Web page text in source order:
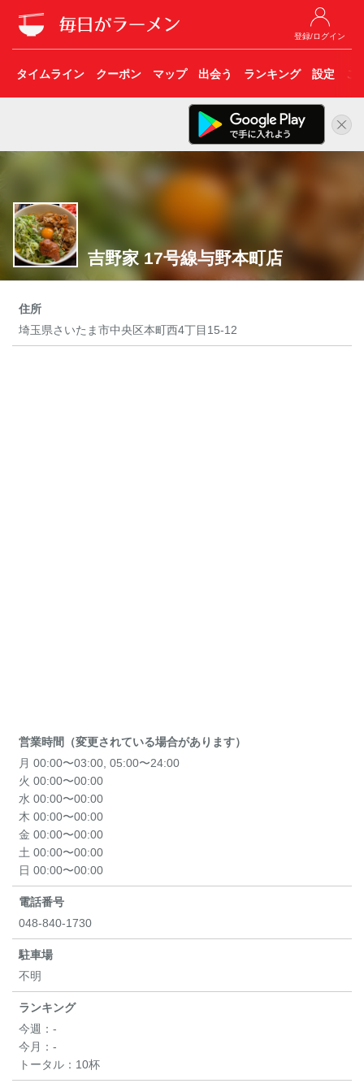
登録/ログイン
タイムライン クーポン マップ 出会う ランキング 設定 こ
吉野家 17号線与野本町店
住所
埼玉県さいたま市中央区本町西4丁目15-12
営業時間（変更されている場合があります）
月 00:00〜03:00, 05:00〜24:00
火 00:00〜00:00
水 00:00〜00:00
木 00:00〜00:00
金 00:00〜00:00
土 00:00〜00:00
日 00:00〜00:00
電話番号
048-840-1730
駐車場
不明
ランキング
今週： -
今月： -
トータル： 10杯